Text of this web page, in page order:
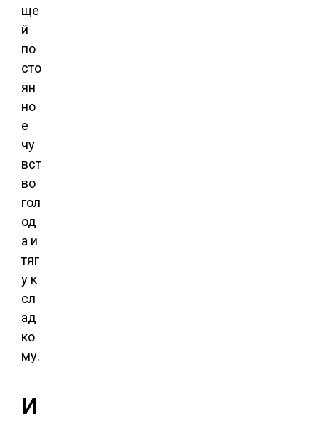
ще
й
по
сто
ян
но
е
чу
вст
во
гол
од
а и
тяг
у к
сл
ад
ко
му.
И